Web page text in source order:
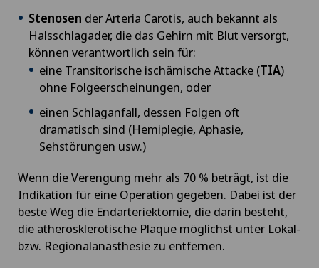
Stenosen der Arteria Carotis, auch bekannt als
Halsschlagader, die das Gehirn mit Blut versorgt,
können verantwortlich sein für:
eine Transitorische ischämische Attacke (TIA)
ohne Folgeerscheinungen, oder
einen Schlaganfall, dessen Folgen oft
dramatisch sind (Hemiplegie, Aphasie,
Sehstörungen usw.)
Wenn die Verengung mehr als 70 % beträgt, ist die
Indikation für eine Operation gegeben. Dabei ist der
beste Weg die Endarteriektomie, die darin besteht,
die atherosklerotische Plaque möglichst unter Lokal-
bzw. Regionalanästhesie zu entfernen.